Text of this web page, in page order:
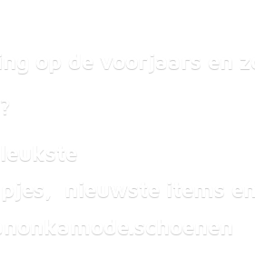
op de voorjaars en
nieuwste items